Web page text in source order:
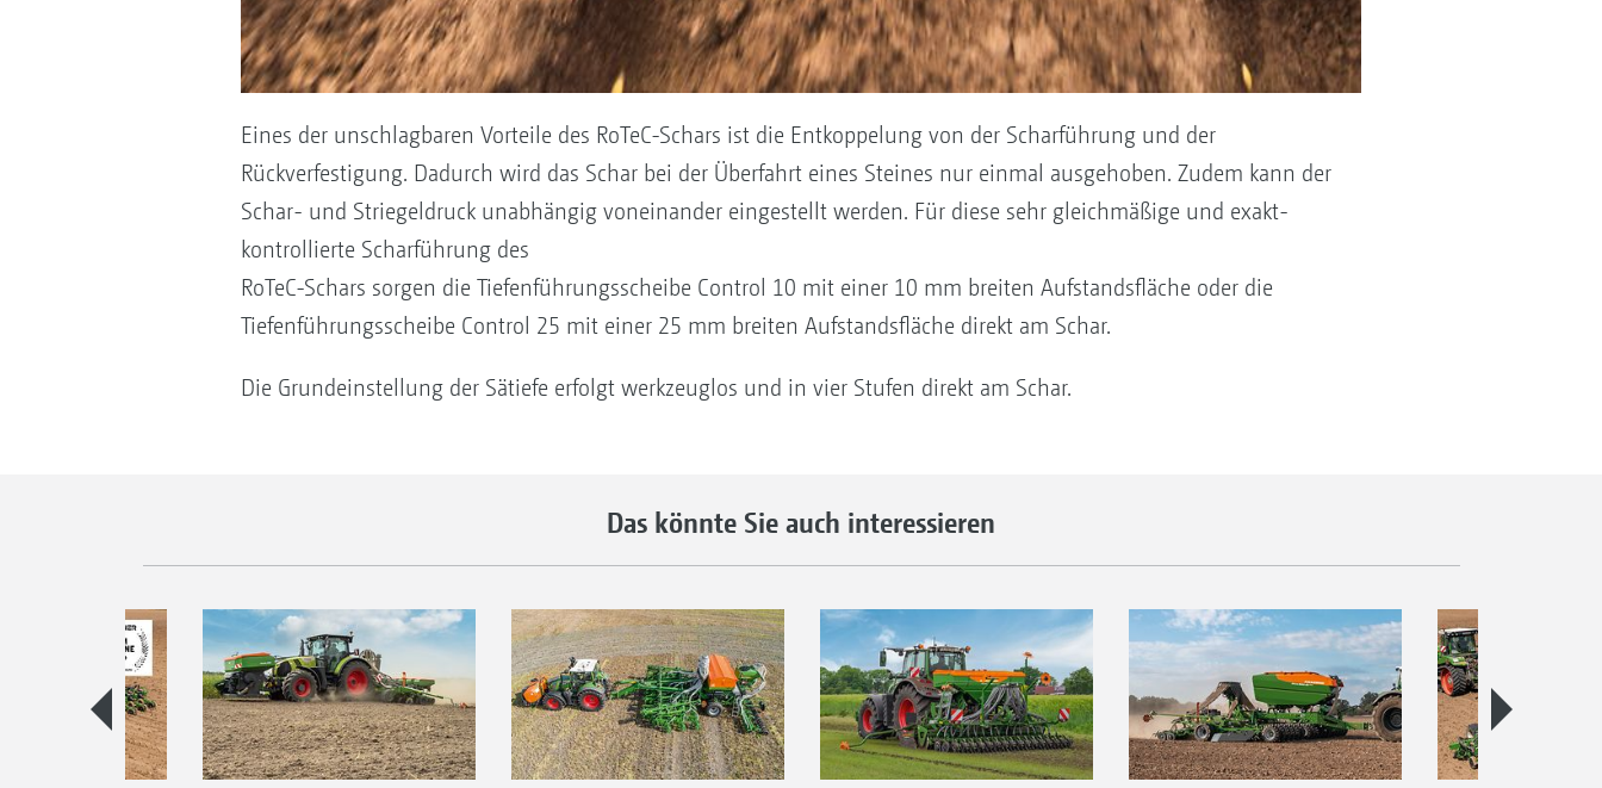
Eines der unschlagbaren Vorteile des RoTeC-Schars ist die Entkoppelung von der Scharführung und der
Rückverfestigung. Dadurch wird das Schar bei der Überfahrt eines Steines nur einmal ausgehoben. Zudem kann der
Schar- und Striegeldruck unabhängig voneinander eingestellt werden. Für diese sehr gleichmäßige und exakt-
kontrollierte Scharführung des
RoTeC-Schars sorgen die Tiefenführungsscheibe Control 10 mit einer 10 mm breiten Aufstandsfläche oder die
Tiefenführungsscheibe Control 25 mit einer 25 mm breiten Aufstandsfläche direkt am Schar.
Die Grundeinstellung der Sätiefe erfolgt werkzeuglos und in vier Stufen direkt am Schar.
Das könnte Sie auch interessieren